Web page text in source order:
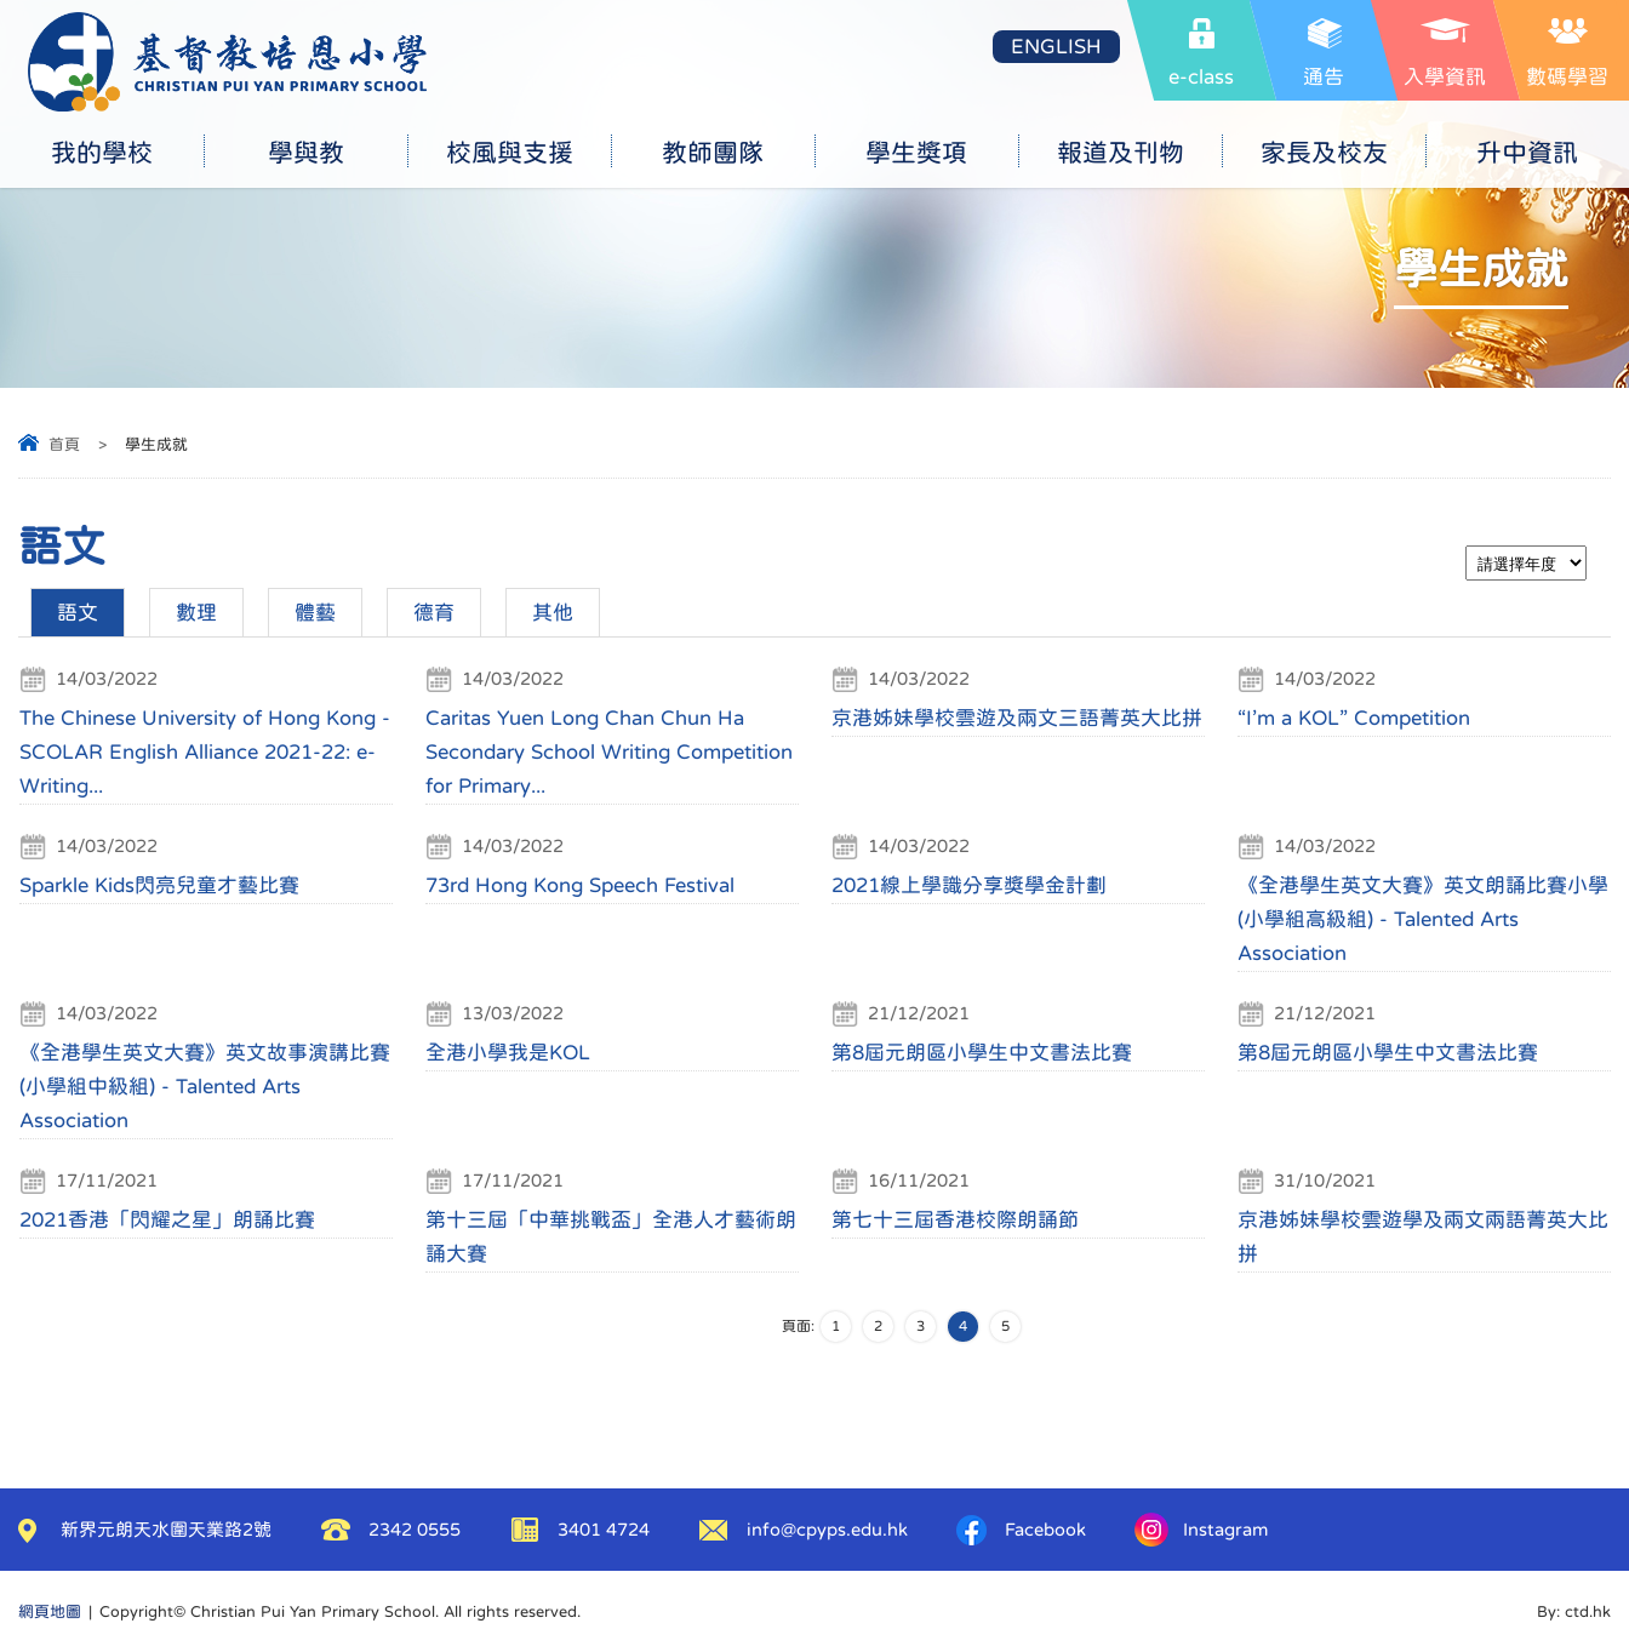
e-class 通告 入學資訊 數碼學習
ENGLISH
我的學校 學與教 校風與支援 教師團隊 學生獎項 報道及刊物 家長及校友 升中資訊
學生成就
首頁 > 學生成就
語文
語文 數理 體藝 德育 其他
14/03/2022
The Chinese University of Hong Kong -
SCOLAR English Alliance 2021-22: e-
Writing...
14/03/2022
Caritas Yuen Long Chan Chun Ha
Secondary School Writing Competition
for Primary...
14/03/2022
京港姊妹學校雲遊及兩文三語菁英大比拼
14/03/2022
“I’m a KOL” Competition
14/03/2022
Sparkle Kids閃亮兒童才藝比賽
14/03/2022
73rd Hong Kong Speech Festival
14/03/2022
2021線上學識分享獎學金計劃
14/03/2022
《全港學生英文大賽》英文朗誦比賽小學
(小學組高級組) - Talented Arts
Association
14/03/2022
《全港學生英文大賽》英文故事演講比賽
(小學組中級組) - Talented Arts
Association
13/03/2022
全港小學我是KOL
21/12/2021
第8屆元朗區小學生中文書法比賽
21/12/2021
第8屆元朗區小學生中文書法比賽
17/11/2021
2021香港「閃耀之星」朗誦比賽
17/11/2021
第十三屆「中華挑戰盃」全港人才藝術朗
誦大賽
16/11/2021
第七十三屆香港校際朗誦節
31/10/2021
京港姊妹學校雲遊學及兩文兩語菁英大比
拼
頁面: 1 2 3 4 5
新界元朗天水圍天業路2號 2342 0555 3401 4724 info@cpyps.edu.hk Facebook Instagram
網頁地圖 | Copyright© Christian Pui Yan Primary School. All rights reserved. By: ctd.hk